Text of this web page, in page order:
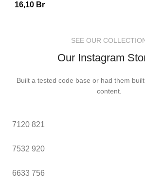
16,10 Br
SEE OUR
Our Instagram
Built a tested code base or had them
content.
7120 821
7532 920
6633 756